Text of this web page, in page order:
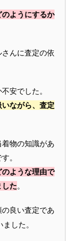
ようにするか
んに査定の依
安でした。
ながら、査定
物の知識があ
。
ような理由で
た。
良い査定であ
した。